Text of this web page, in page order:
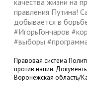
правления Путина!
добывается в
#ИгорьГончаров
#выборы
Правовая система
против нации.
Воронежская область/